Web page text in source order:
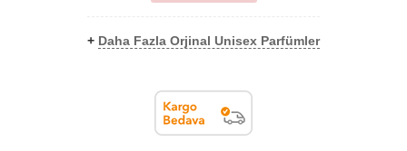
+ Daha Fazla Orjinal Unisex Parfümler